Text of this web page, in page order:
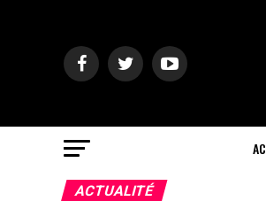
ACTUALITÉ